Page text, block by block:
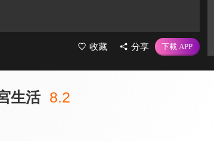
收藏 分享
生活 8.2